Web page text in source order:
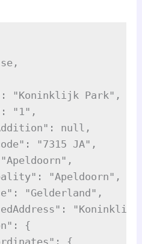
"Koninklijk Park",
"1",
null,
"7315 JA",
"Apeldoorn",
"Gelderland",
{
{